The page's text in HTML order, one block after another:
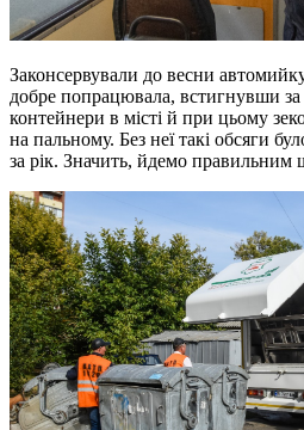
Законсервували до весни
добре попрацювала, встигнувши за
контейнери в місті й при цьому
на пальному. Без неї такі обсяги
за рік. Значить, йдемо правильним